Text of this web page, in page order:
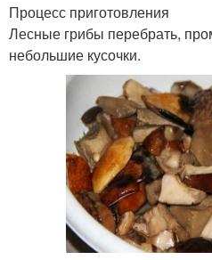
Процесс приготовления
Лесные грибы перебрать,
небольшие кусочки.